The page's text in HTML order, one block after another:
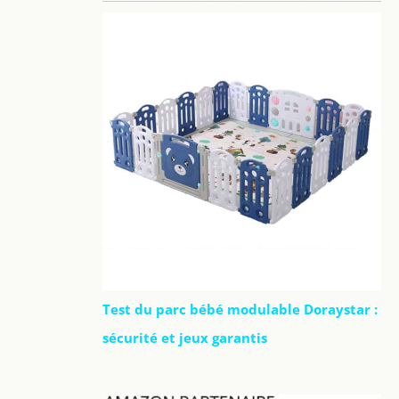
Test du parc bébé modulable Doraystar :
sécurité et jeux garantis